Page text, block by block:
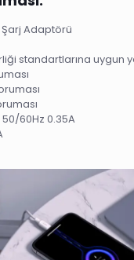
Şarj Adaptörü
standartlarına uygun
50/60Hz 0.35A